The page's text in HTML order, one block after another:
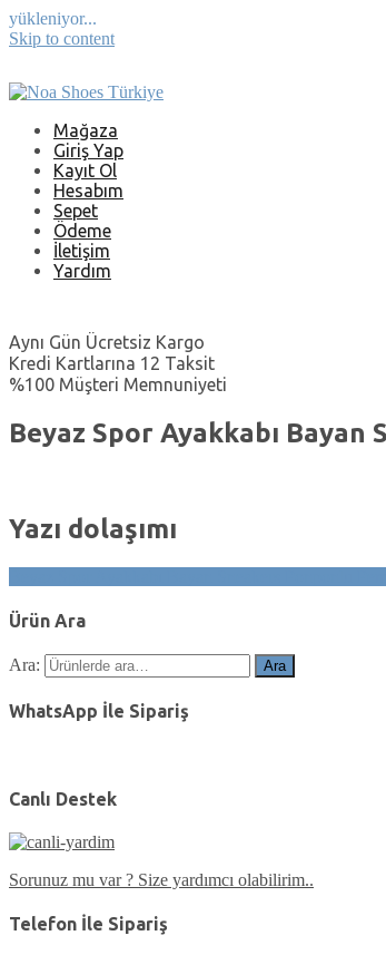
yükleniyor...
Skip to content
Mağaza
Giriş Yap
Kayıt Ol
Hesabım
Sepet
Ödeme
İletişim
Yardım
Aynı Gün Ücretsiz Kargo
Kredi Kartlarına 12 Taksit
%100 Müşteri Memnuniyeti
Beyaz Spor Ayakkabı
Yazı dolaşımı
Ürün Ara
Ara: Ara
WhatsApp İle Sipariş
Canlı Destek
Sorunuz mu var ? Size yardımcı olabilirim..
Telefon İle Sipariş